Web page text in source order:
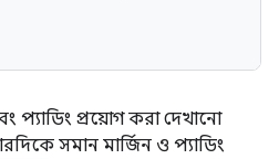
প্যাডিং প্রয়োগ করা দেখানো
সমান মার্জিন ও প্যাডিং